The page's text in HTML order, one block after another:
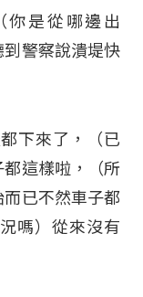
你是從哪邊出
警察說潰堤快
下來了，（已
這樣啦，（所
已不然車子都
嗎）從來沒有